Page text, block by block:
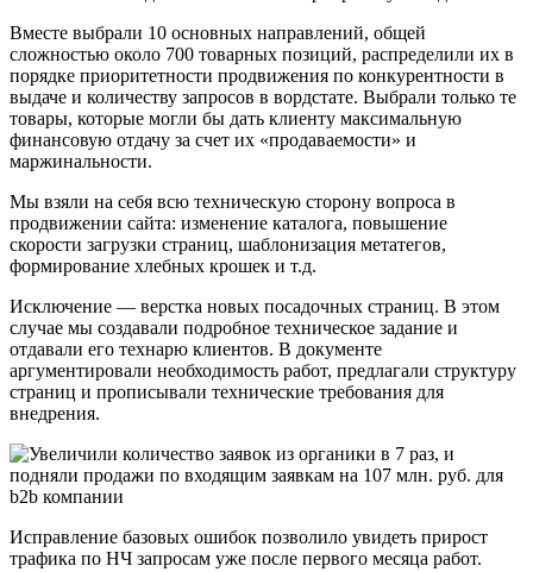
Вместе выбрали 10 основных направлений, общей
сложностью около 700 товарных позиций, распределили их в
порядке приоритетности продвижения по конкурентности в
выдаче и количеству запросов в вордстате. Выбрали только те
товары, которые могли бы дать клиенту максимальную
финансовую отдачу за счет их «продаваемости» и
маржинальности.
Мы взяли на себя всю техническую сторону вопроса в
продвижении сайта: изменение каталога, повышение
скорости загрузки страниц, шаблонизация метатегов,
формирование хлебных крошек и т.д.
Исключение — верстка новых посадочных страниц. В этом
случае мы создавали подробное техническое задание и
отдавали его технарю клиентов. В документе
аргументировали необходимость работ, предлагали структуру
страниц и прописывали технические требования для
внедрения.
Исправление базовых ошибок позволило увидеть прирост
трафика по НЧ запросам уже после первого месяца работ.